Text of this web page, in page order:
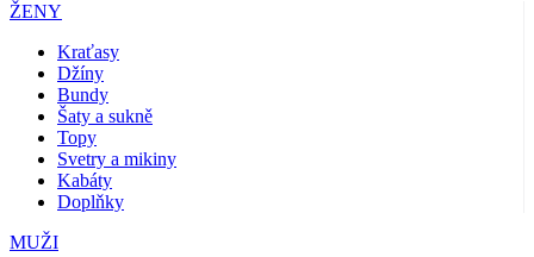
ŽENY
Kraťasy
Džíny
Bundy
Šaty a sukně
Topy
Svetry a mikiny
Kabáty
Doplňky
MUŽI